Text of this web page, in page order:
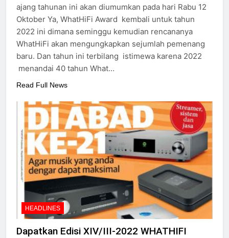
ajang tahunan ini akan diumumkan pada hari Rabu 12
Oktober Ya, WhatHiFi Award kembali untuk tahun
2022 ini dimana seminggu kemudian rencananya
WhatHiFi akan mengungkapkan sejumlah pemenang
baru. Dan tahun ini terbilang istimewa karena 2022
menandai 40 tahun What…
Read Full News
HEADLINES
Dapatkan Edisi XIV/III-2022 WHATHIFI